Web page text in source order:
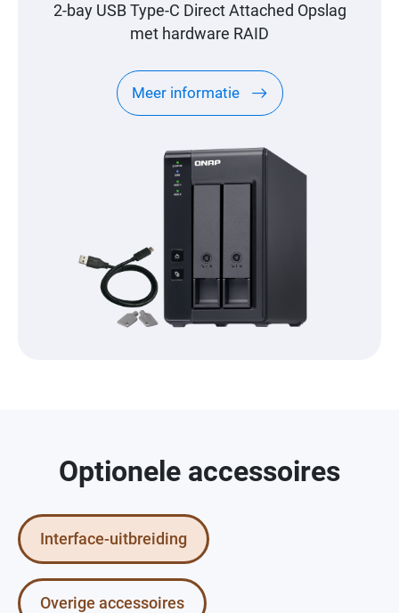
2-bay USB Type-C Direct Attached Opslag
met hardware RAID
Meer informatie
Optionele accessoires
Interface-uitbreiding
Overige accessoires